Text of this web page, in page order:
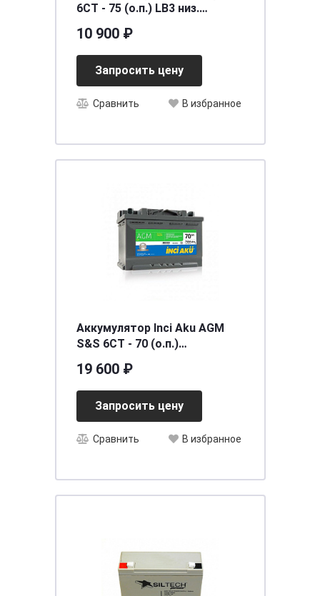
6СТ - 75 (о.п.) LB3 низ.
10 900 ₽
Запросить цену
Сравнить В избранное
Аккумулятор Inci Aku AGM
S&S 6СТ - 70 (о.п.)
19 600 ₽
Запросить цену
Сравнить В избранное